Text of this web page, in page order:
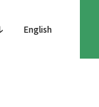
English